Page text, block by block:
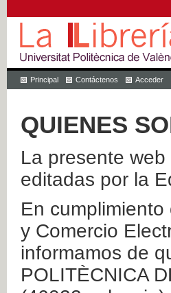
Principal Contáctenos Acceder
QUIENES
La presente
editadas por la
En
y Comercio
informamos de
POLITÈCNICA